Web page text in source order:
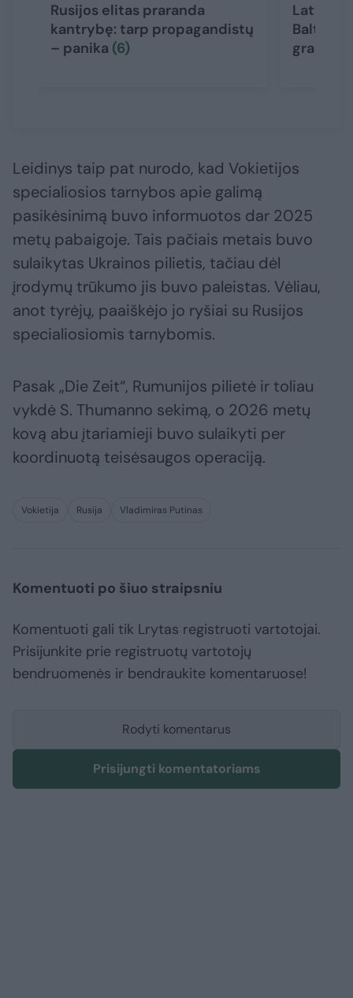
Rusijos elitas praranda
kantrybę: tarp propagandistų
– panika (6)
Latvijai
Leidinys taip pat nurodo, kad Vokietijos
specialiosios tarnybos apie galimą
pasikėsinimą buvo informuotos dar 2025
metų pabaigoje. Tais pačiais metais buvo
sulaikytas Ukrainos pilietis, tačiau dėl
įrodymų trūkumo jis buvo paleistas. Vėliau,
anot tyrėjų, paaiškėjo jo ryšiai su Rusijos
specialiosiomis tarnybomis.
Pasak „Die Zeit“, Rumunijos pilietė ir toliau
vykdė S. Thumanno sekimą, o 2026 metų
kovą abu įtariamieji buvo sulaikyti per
koordinuotą teisėsaugos operaciją.
Vokietija Rusija Vladimiras Putinas
Komentuoti po šiuo straipsniu
Komentuoti gali tik Lrytas registruoti vartotojai.
Prisijunkite prie registruotų vartotojų
bendruomenės ir bendraukite komentaruose!
Rodyti komentarus
Prisijungti komentatoriams